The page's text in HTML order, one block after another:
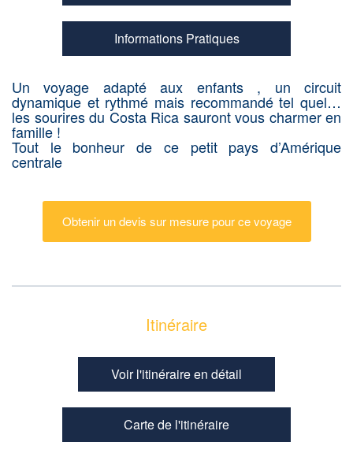
Informations Pratiques
Un voyage adapté aux enfants , un circuit
dynamique et rythmé mais recommandé tel quel…
les sourires du Costa Rica sauront vous charmer en
famille !
Tout le bonheur de ce petit pays d’Amérique
centrale
Obtenir un devis sur mesure pour ce voyage
Itinéraire
Voir l'itinéraire en détail
Carte de l'itinéraire